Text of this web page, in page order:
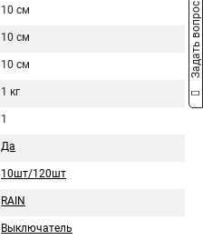
10 см
10 см
10 см
1 кг
1
Да
10шт/120шт
RAIN
Выключатель
Задать вопрос